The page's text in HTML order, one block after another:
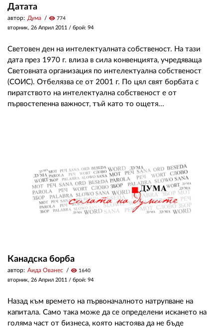
Датата
автор: Дума visibility 774
вторник, 26 Април 2011 / брой: 94
Световен ден на интелектуалната собственост. На тази
дата през 1970 г. влиза в сила конвенцията, учредяваща
Световната организация по интелектуална собственост
(СОИС). Отбелязва се от 2001 г. По цял свят борбата с
пиратството на интелектуална собственост е от
първостепенна важност, тъй като то ощетя...
Канадска борба
автор: Аида Ованес visibility 1640
вторник, 26 Април 2011 / брой: 94
Назад към времето на първоначалното натрупване на
капитала. Само така може да се определени искането на
голяма част от бизнеса, която настоява да не бъде